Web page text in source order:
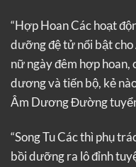
“Hợp Hoan Các hoạt
dưỡng đệ tử nổi bật
nữ ngày đêm hợp hoan,
dương và tiến bộ, kẻ
Âm Dương Đường
“Song Tu Các thì phụ
bồi dưỡng ra lô đỉnh